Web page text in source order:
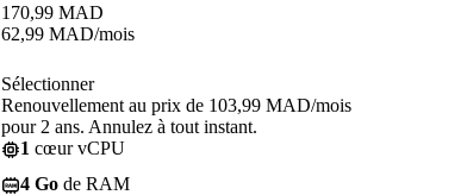
170,99 MAD
62,99 MAD/mois
Sélectionner
Renouvellement au prix de 103,99 MAD/mois
pour 2 ans. Annulez à tout instant.
1 cœur vCPU
4 Go de RAM